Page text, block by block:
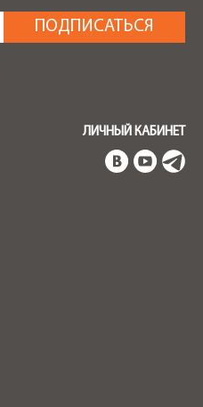
ЛИЧНЫЙ КАБИНЕТ